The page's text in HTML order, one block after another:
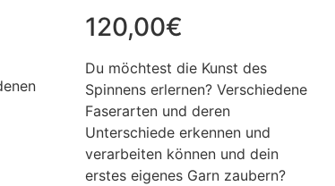
120,00€
Du möchtest die Kunst des
Spinnens erlernen? Verschiedene
Faserarten und deren
Unterschiede erkennen und
verarbeiten können und dein
erstes eigenes Garn zaubern?